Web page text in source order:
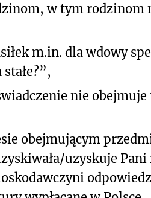
w tym rodzinom
m.in. dla wdowy
nie obejmuje
obejmującym
uzyskuje Pani